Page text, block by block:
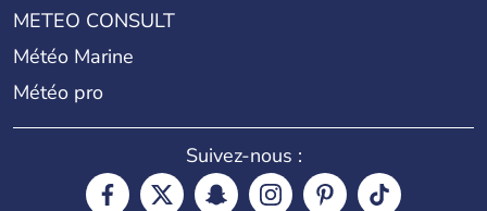
METEO CONSULT
Météo Marine
Météo pro
Suivez-nous :